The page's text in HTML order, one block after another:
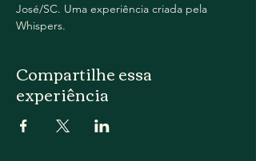
José/SC. Uma experiência criada pela
Whispers.
Compartilhe essa
experiência